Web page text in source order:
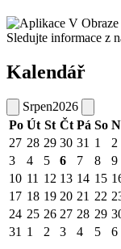
Sledujte informace z
Kalendář
Srpen2026
Po Út St Čt Pá So
27 28 29 30 31 1
2
3
4 5 6 7 8
9
10 11 12 13 14 15
17 18 19 20 21 22
24 25 26 27 28 29
31 1 2 3 4 5 6